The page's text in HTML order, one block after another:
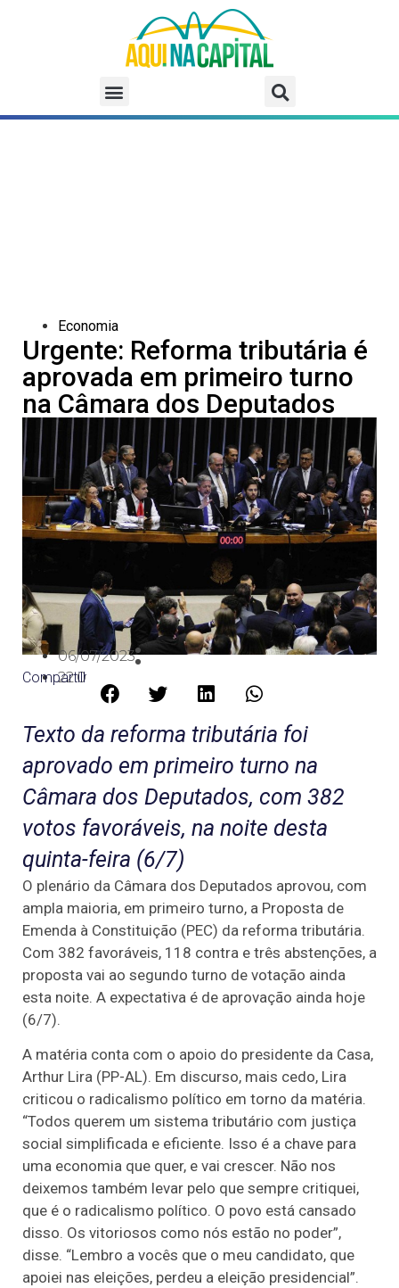
Economia
Urgente: Reforma tributária é
aprovada em primeiro turno
na Câmara dos Deputados
06/07/2023
22:08
Compartilhe:
Texto da reforma tributária foi
aprovado em primeiro turno na
Câmara dos Deputados, com 382
votos favoráveis, na noite desta
quinta-feira (6/7)
O plenário da Câmara dos Deputados aprovou, com
ampla maioria, em primeiro turno, a Proposta de
Emenda à Constituição (PEC) da reforma tributária.
Com 382 favoráveis, 118 contra e três abstenções, a
proposta vai ao segundo turno de votação ainda
esta noite. A expectativa é de aprovação ainda hoje
(6/7).
A matéria conta com o apoio do presidente da Casa,
Arthur Lira (PP-AL). Em discurso, mais cedo, Lira
criticou o radicalismo político em torno da matéria.
“Todos querem um sistema tributário com justiça
social simplificada e eficiente. Isso é a chave para
uma economia que quer, e vai crescer. Não nos
deixemos também levar pelo que sempre critiquei,
que é o radicalismo político. O povo está cansado
disso. Os vitoriosos como nós estão no poder”,
disse. “Lembro a vocês que o meu candidato, que
apoiei nas eleições, perdeu a eleição presidencial”.